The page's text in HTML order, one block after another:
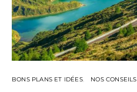
BONS PLANS ET IDÉES NOS CONSEILS